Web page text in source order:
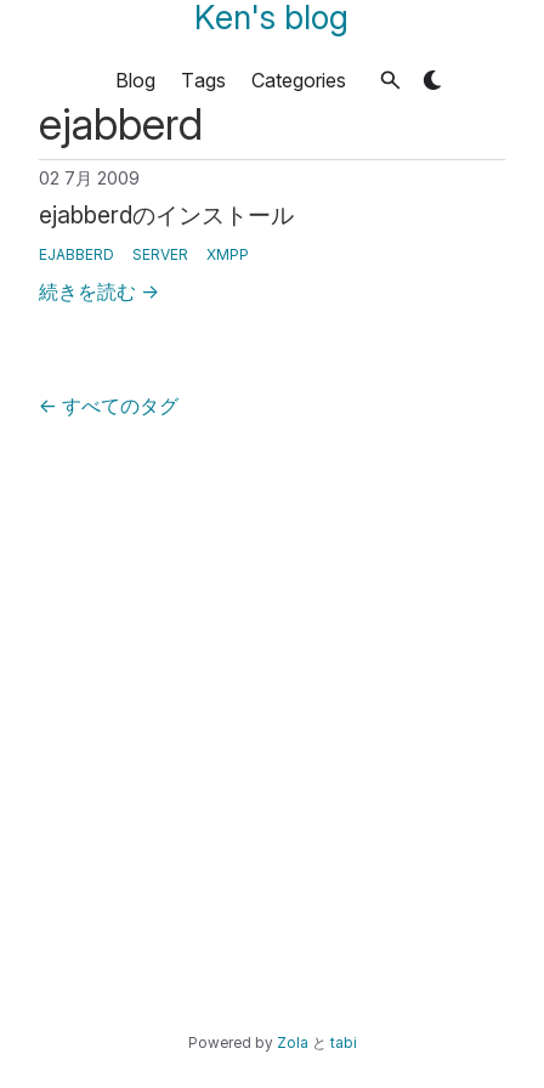
Ken's blog
Blog Tags Categories
ejabberd
02 7月 2009
ejabberdのインストール
EJABBERD SERVER XMPP
続きを読む →
← すべてのタグ
Powered by Zola と tabi